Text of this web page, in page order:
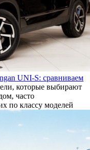
UNI-S: сравниваем
которые выбирают
часто
по классу моделей